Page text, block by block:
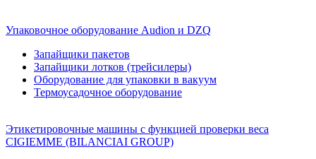
Упаковочное оборудование Audion и DZQ
Запайщики пакетов
Запайщики лотков (трейсилеры)
Оборудование для упаковки в вакуум
Термоусадочное оборудование
Этикетировочные машины с функцией проверки веса
CIGIEMME (BILANCIAI GROUP)